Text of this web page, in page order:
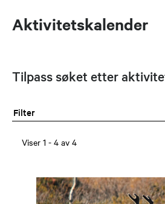
Aktivitetskalender
Tilpass søket etter
Filter
Viser 1 - 4 av 4